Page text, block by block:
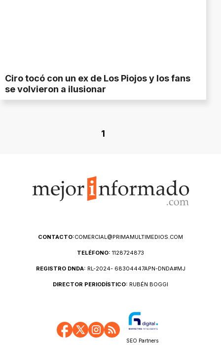
Ciro tocó con un ex de Los Piojos y los fans
se volvieron a ilusionar
1
CONTACTO:COMERCIAL@PRIMAMULTIMEDIOS.COM
TELÉFONO: 1128724873
REGISTRO DNDA: RL-2024- 68304447APN-DNDA#MJ
DIRECTOR PERIODÍSTICO: RUBÉN BOGGI
SEO Partners